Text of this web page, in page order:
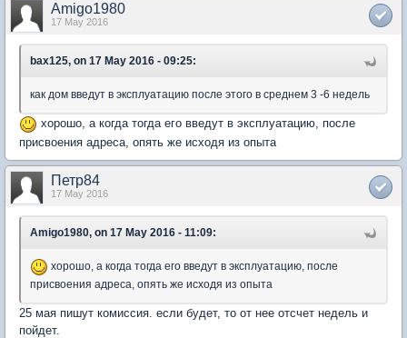
Amigo1980
17 May 2016
bax125, on 17 May 2016 - 09:25:
как дом введут в эксплуатацию после этого в среднем 3 -6 недель
хорошо, а когда тогда его введут в эксплуатацию, после
присвоения адреса, опять же исходя из опыта
Петр84
17 May 2016
Amigo1980, on 17 May 2016 - 11:09:
хорошо, а когда тогда его введут в эксплуатацию, после
присвоения адреса, опять же исходя из опыта
25 мая пишут комиссия. если будет, то от нее отсчет недель и
пойдет.